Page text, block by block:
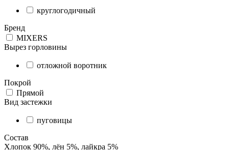
круглогодичный
Бренд
MIXERS
Вырез горловины
отложной воротник
Покрой
Прямой
Вид застежки
пуговицы
Состав
Хлопок 90%, лён 5%, лайкра 5%